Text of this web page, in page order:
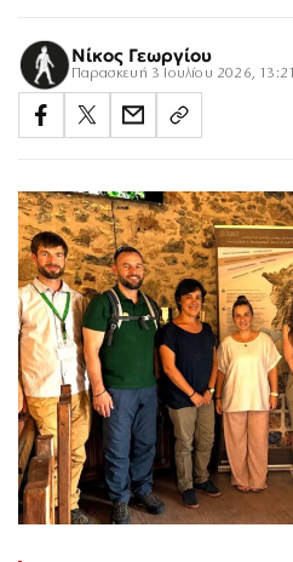
Νίκος Γεωργίου
Παρασκευή 3 Ιουλίου 2026, 13:21